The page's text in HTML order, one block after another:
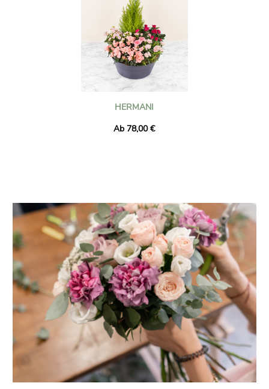
HERMANI
Ab 78,00 €